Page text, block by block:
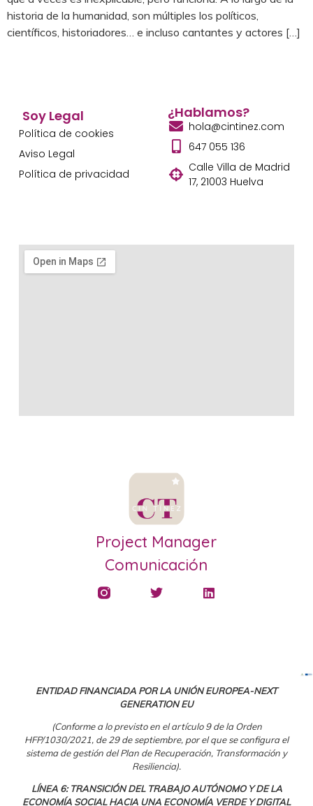
historia de la humanidad, son múltiples los políticos,
científicos, historiadores… e incluso cantantes y actores […]
Project Manager
Comunicación
Soy Legal
Política de cookies
Aviso Legal
Política de privacidad
¿Hablamos?
hola@cintinez.com
647 055 136
Calle Villa de Madrid
17, 21003 Huelva
ENTIDAD FINANCIADA POR LA UNIÓN EUROPEA-NEXT
GENERATION EU
(Conforme a lo previsto en el artículo 9 de la Orden
HFP/1030/2021, de 29 de septiembre, por el que se configura el
sistema de gestión del Plan de Recuperación, Transformación y
Resiliencia).
LÍNEA 6: TRANSICIÓN DEL TRABAJO AUTÓNOMO Y DE LA
ECONOMÍA SOCIAL HACIA UNA ECONOMÍA VERDE Y DIGITAL